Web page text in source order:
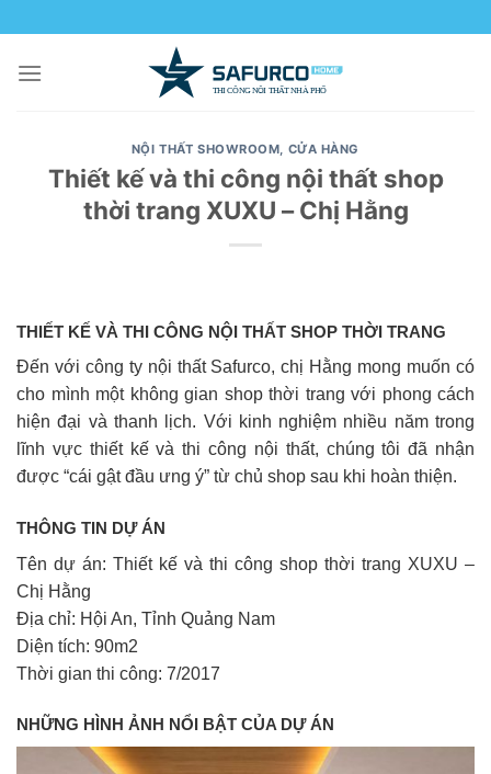
to
content
NỘI THẤT SHOWROOM, CỬA HÀNG
Thiết kế và thi công nội thất shop
thời trang XUXU – Chị Hằng
THIẾT KẾ VÀ THI CÔNG NỘI THẤT SHOP THỜI TRANG
Đến với công ty nội thất Safurco, chị Hằng mong muốn có
cho mình một không gian shop thời trang với phong cách
hiện đại và thanh lịch. Với kinh nghiệm nhiều năm trong
lĩnh vực thiết kế và thi công nội thất, chúng tôi đã nhận
được “cái gật đầu ưng ý” từ chủ shop sau khi hoàn thiện.
THÔNG TIN DỰ ÁN
Tên dự án: Thiết kế và thi công shop thời trang XUXU –
Chị Hằng
Địa chỉ: Hội An, Tỉnh Quảng Nam
Diện tích: 90m2
Thời gian thi công: 7/2017
NHỮNG HÌNH ẢNH NỔI BẬT CỦA DỰ ÁN